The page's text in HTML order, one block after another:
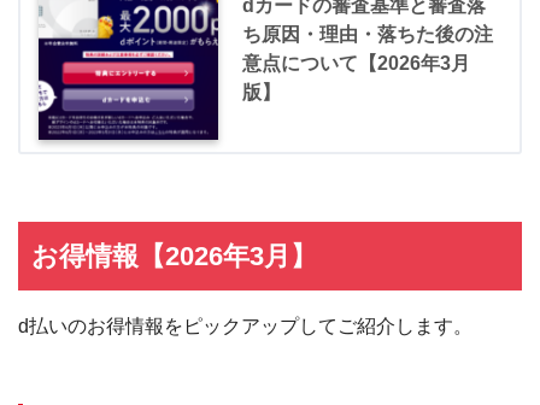
dカードの審査基準と審査落
ち原因・理由・落ちた後の注
意点について【2026年3月
版】
お得情報【2026年3月】
d払いのお得情報をピックアップしてご紹介します。